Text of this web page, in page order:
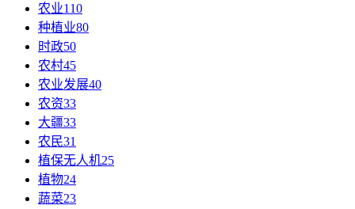
农业110
种植业80
时政50
农村45
农业发展40
农资33
大疆33
农民31
植保无人机25
植物24
蔬菜23